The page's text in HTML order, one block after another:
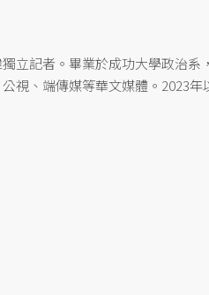
立記者。畢業於成功大學政治
視、端傳媒等華文媒體。2023